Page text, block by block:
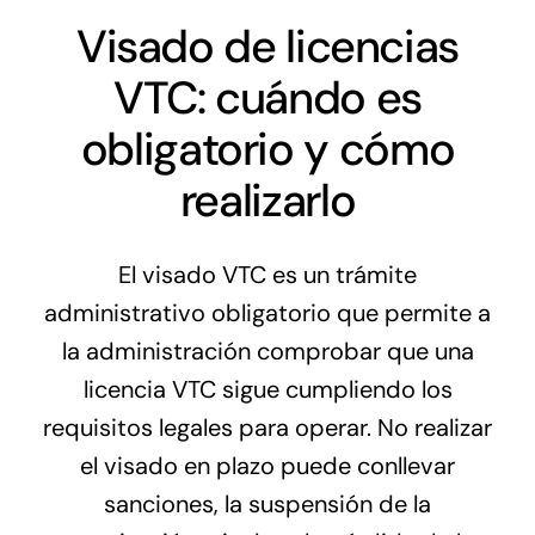
Precio
Blog
Contacto
Visado de licencias
VTC: cuándo es
obligatorio y cómo
realizarlo
El visado VTC es un trámite
administrativo obligatorio que permite a
la administración comprobar que una
licencia VTC sigue cumpliendo los
requisitos legales para operar. No realizar
el visado en plazo puede conllevar
sanciones, la suspensión de la